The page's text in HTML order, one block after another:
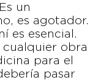
un
es agotador.
es esencial.
obra
para el
pasar